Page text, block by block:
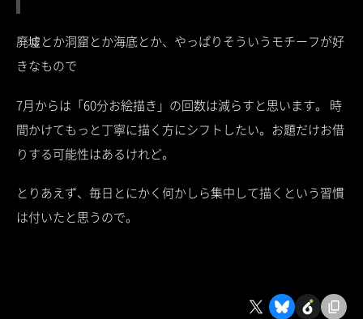
廃墟とか洞窟とか海底とか、やっぱりそういうモチーフが好
きなもので
7月からは「60分お絵描き」の回数は減らすと思います。 時
間かけてもっと丁寧に描く方にシフトしたい。お題だけお借
りする可能性はあるけれど。
とりあえず、毎日とにかく何かしら集中して描くという習慣
は付いたと思うので。